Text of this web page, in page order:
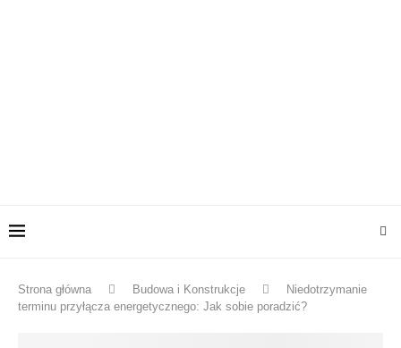
Strona główna Budowa i Konstrukcje
Niedotrzymanie
terminu przyłącza energetycznego: Jak sobie poradzić?